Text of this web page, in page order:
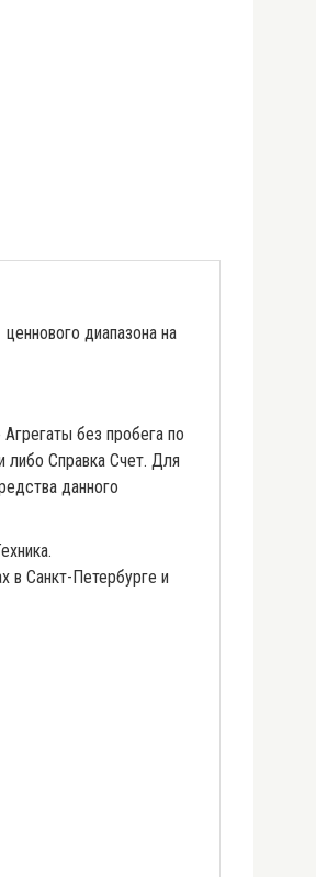
диапазона на
без пробега по
либо Справка Счет. Для
данного
в Санкт-Петербурге и